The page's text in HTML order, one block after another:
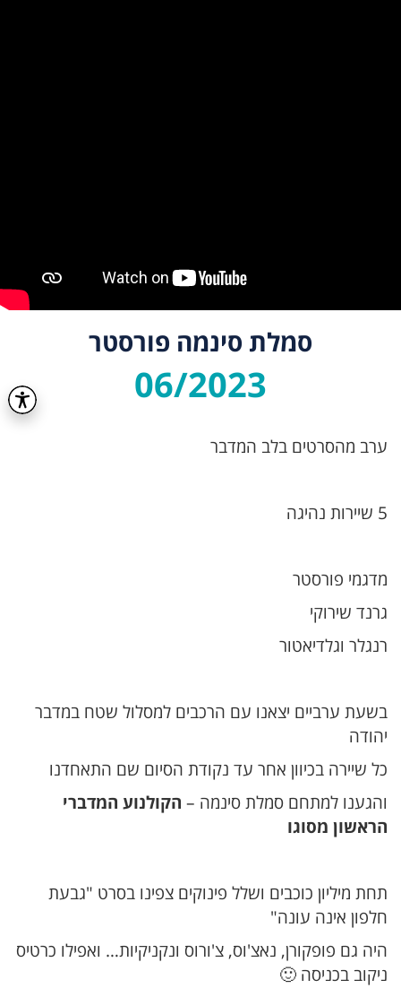
סמלת סינמה פורסטר
06/2023
ערב מהסרטים בלב המדבר
5 שיירות נהיגה
מדגמי פורסטר
גרנד שירוקי
רנגלר וגלדיאטור
בשעת ערביים יצאנו עם הרכבים למסלול שטח במדבר
יהודה
כל שיירה בכיוון אחר עד נקודת הסיום שם התאחדנו
והגענו למתחם סמלת סינמה – הקולנוע המדברי
הראשון מסוגו
תחת מיליון כוכבים ושלל פינוקים צפינו בסרט "גבעת
חלפון אינה עונה"
היה גם פופקורן, נאצ'וס, צ'ורוס ונקניקיות… ואפילו כרטיס
ניקוב בכניסה 🙂